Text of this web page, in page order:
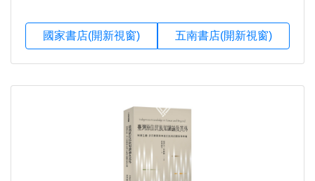
國家書店(開新視窗) 五南書店(開新視窗)